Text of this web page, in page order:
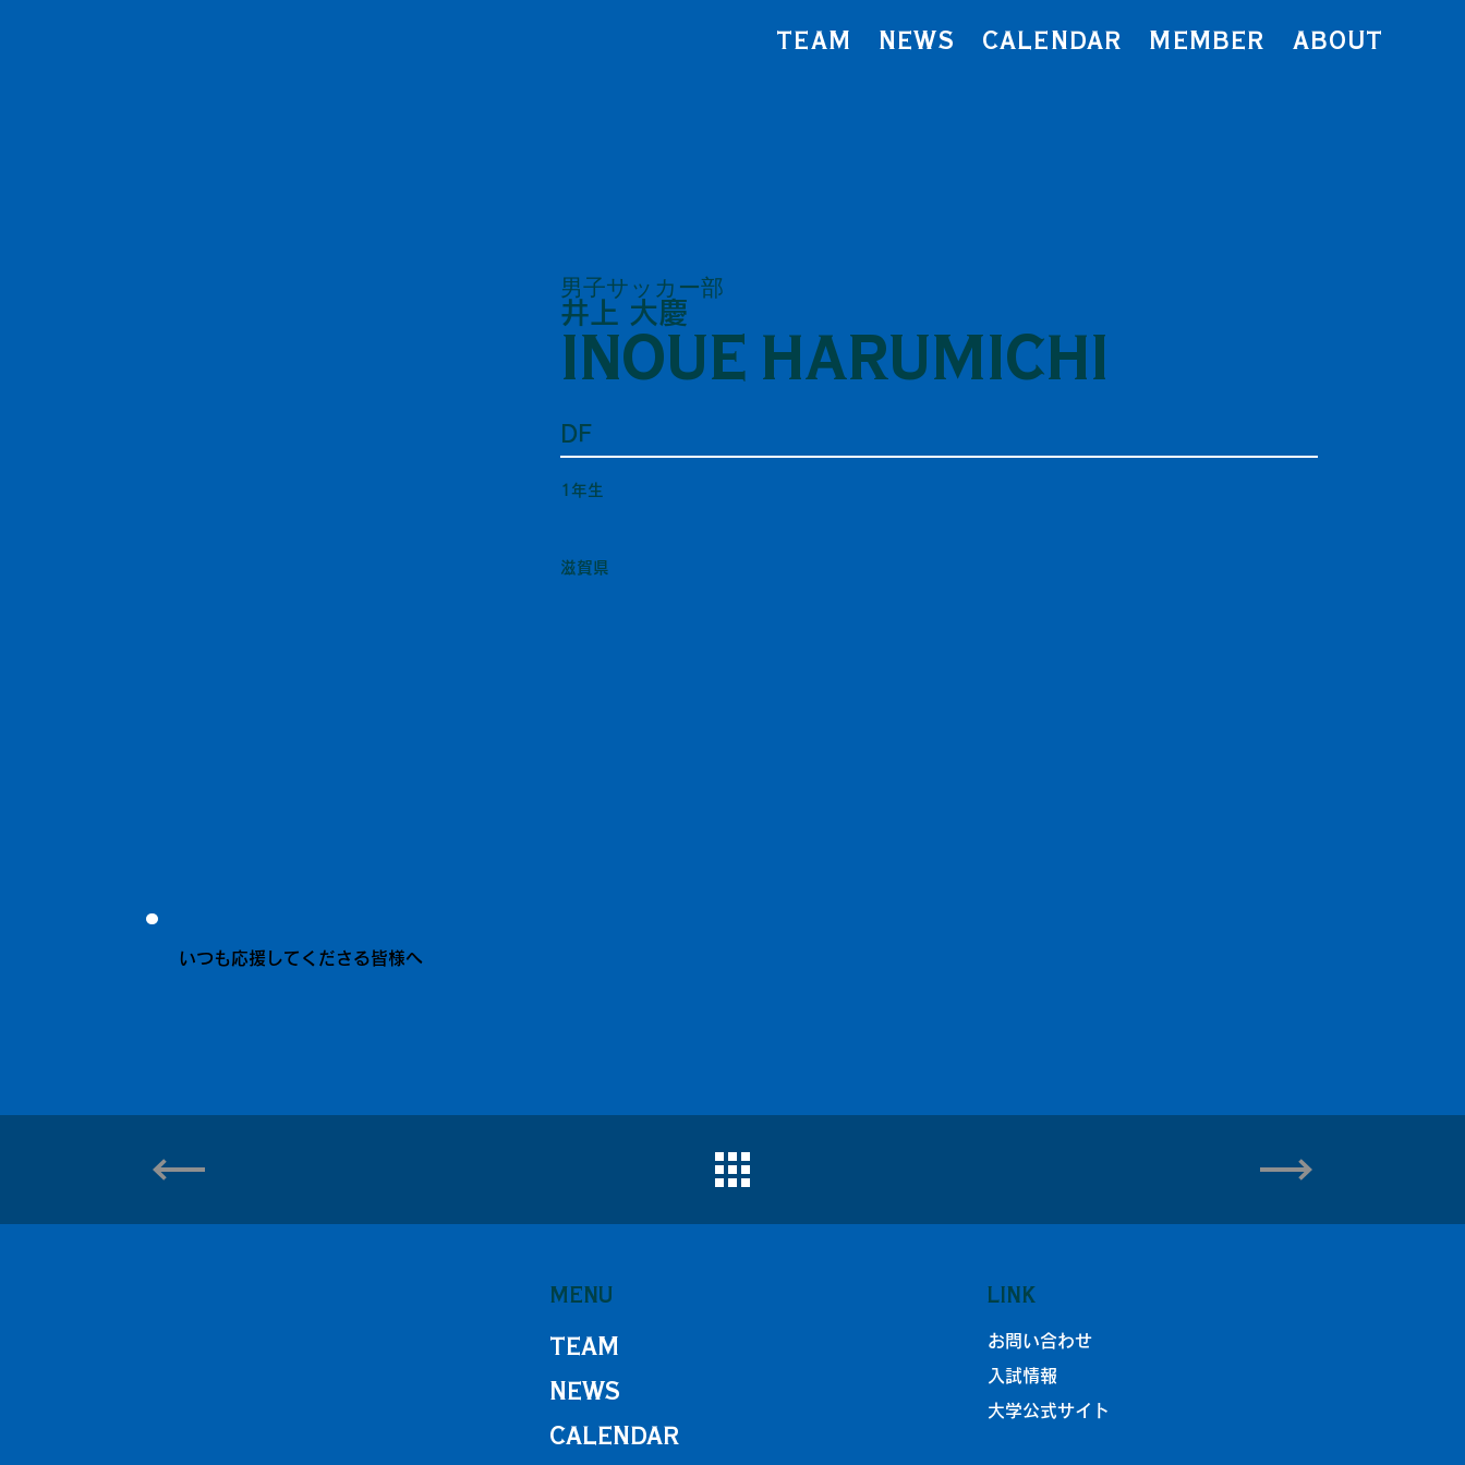
TEAM NEWS CALENDAR MEMBER ABOUT
男子サッカー部
井上 大慶
INOUE HARUMICHI
DF
1年生
滋賀県
いつも応援してくださる皆様へ
MENU
TEAM
NEWS
CALENDAR
LINK
お問い合わせ
入試情報
大学公式サイト